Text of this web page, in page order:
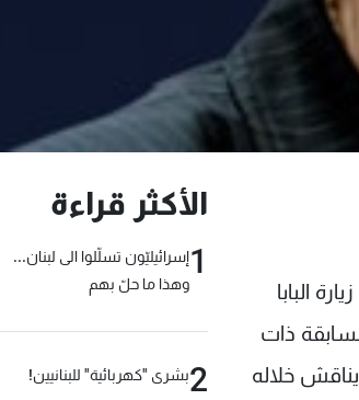
البابا
ايلول المانيا الشرقية السابقة ذات
يناقش خلاله
الأكثر قراءة
1إسرائيليّون تسلّلوا الى لبنان...
وهذا ما حلّ بهم
2بشرى "كهربائية" للبنانيين!